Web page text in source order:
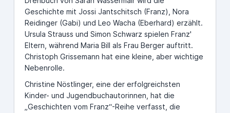
Geschichte mit Jossi Jantschitsch (Franz), Nora
Reidinger (Gabi) und Leo Wacha (Eberhard) erzählt.
Ursula Strauss und Simon Schwarz spielen Franz'
Eltern, während Maria Bill als Frau Berger auftritt.
Christoph Grissemann hat eine kleine, aber wichtige
Nebenrolle.
Christine Nöstlinger, eine der erfolgreichsten
Kinder- und Jugendbuchautorinnen, hat die
„Geschichten vom Franz“-Reihe verfasst, die